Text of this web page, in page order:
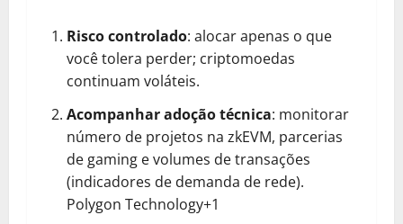
Risco controlado: alocar apenas o que
você tolera perder; criptomoedas
continuam voláteis.
Acompanhar adoção técnica: monitorar
número de projetos na zkEVM, parcerias
de gaming e volumes de transações
(indicadores de demanda de rede).
Polygon Technology+1